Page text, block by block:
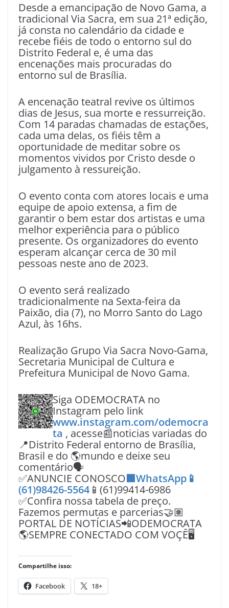
Desde a emancipação de Novo Gama, a
tradicional Via Sacra, em sua 21ª edição,
já consta no calendário da cidade e
recebe fiéis de todo o entorno sul do
Distrito Federal e, é uma das
encenações mais procuradas do
entorno sul de Brasília.
A encenação teatral revive os últimos
dias de Jesus, sua morte e ressurreição.
Com 14 paradas chamadas de estações,
cada uma delas, os fiéis têm a
oportunidade de meditar sobre os
momentos vividos por Cristo desde o
julgamento à ressureição.
O evento conta com atores locais e uma
equipe de apoio extensa, a fim de
garantir o bem estar dos artistas e uma
melhor experiência para o público
presente. Os organizadores do evento
esperam alcançar cerca de 30 mil
pessoas neste ano de 2023.
O evento será realizado
tradicionalmente na Sexta-feira da
Paixão, dia (7), no Morro Santo do Lago
Azul, às 16hs.
Realização Grupo Via Sacra Novo-Gama,
Secretaria Municipal de Cultura e
Prefeitura Municipal de Novo Gama.
Siga ODEMOCRATA no
Instagram pelo link
www.instagram.com/odemocra
ta , acesse📰noticias variadas do
📍Distrito Federal entorno de Brasília,
Brasil e do 🌎mundo e deixe seu
comentário🗣
✅ANUNCIE CONOSCO🟩WhatsApp📱
(61)98426-5564 📱(61)99414-6986
✅Confira nossa tabela de preço.
Fazemos permutas e parcerias🤝🏽
PORTAL DE NOTÍCIAS📲ODEMOCRATA
🌎SEMPRE CONECTADO COM VOÇÊ🖥️
Compartilhe isso:
Facebook 18+